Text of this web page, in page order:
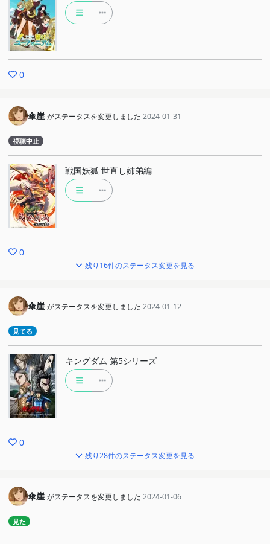
0
傘崖 がステータスを変更しました 2024-01-31
視聴中止
戦国妖狐 世直し姉弟編
0
残り16件のステータス変更を見る
傘崖 がステータスを変更しました 2024-01-12
見てる
キングダム 第5シリーズ
0
残り28件のステータス変更を見る
傘崖 がステータスを変更しました 2024-01-06
見た